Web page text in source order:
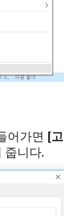
어가면 [고
줍니다.